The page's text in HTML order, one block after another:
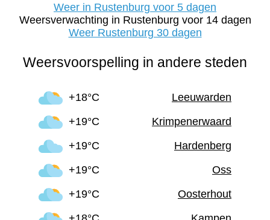
Weer in Rustenburg voor 5 dagen
Weersverwachting in Rustenburg voor 14 dagen
Weer Rustenburg 30 dagen
Weersvoorspelling in andere steden
+18°C
Leeuwarden
+19°C
Krimpenerwaard
+19°C
Hardenberg
+19°C
Oss
+19°C
Oosterhout